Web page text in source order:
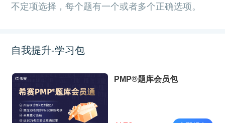
不定项选择，每个题有一个或者多个正确选项。
自我提升-学习包
PMP®题库会员包